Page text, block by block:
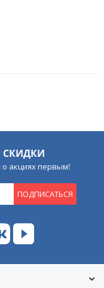
акциях первым!
ПОДПИСАТЬСЯ